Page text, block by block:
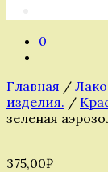
0
Главная /
изделия. /
зеленая
375,00₽